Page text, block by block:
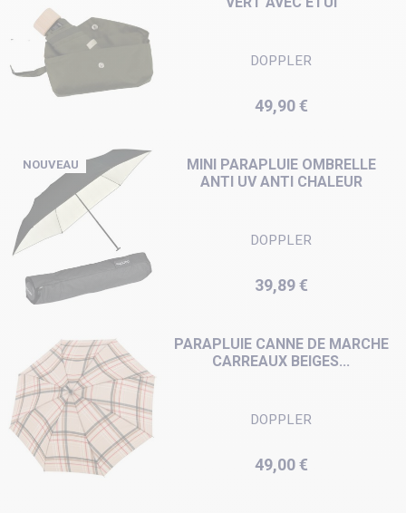
DOPPLER
Prix
49,90 €
MINI PARAPLUIE OMBRELLE
ANTI UV ANTI CHALEUR
DOPPLER
Prix
39,89 €
NOUVEAU
PARAPLUIE CANNE DE MARCHE
CARREAUX BEIGES...
DOPPLER
Prix
49,00 €